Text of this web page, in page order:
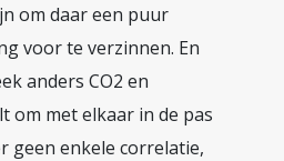
om daar een puur
voor te verzinnen. En
anders CO2 en
om met elkaar in de pas
geen enkele correlatie,